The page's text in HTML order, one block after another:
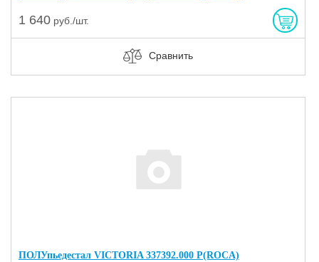
1 640 руб./шт.
Сравнить
ПОЛУпьедестал VICTORIA 337392.000 Р(ROCA)